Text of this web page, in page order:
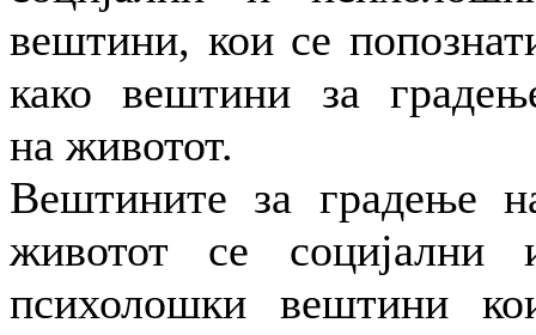
вештини, кои се
како вештини за
на животот.
Вештините за градење
животот се социјални
психолошки вештини